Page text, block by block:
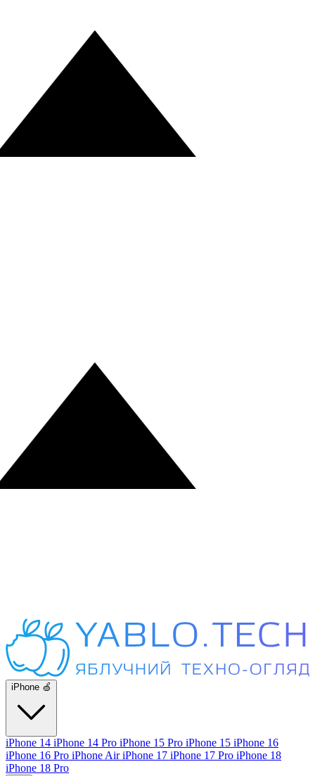
iPhone 🍏
iPhone 14 iPhone 14 Pro iPhone 15 Pro iPhone 15 iPhone 16
iPhone 16 Pro iPhone AiriPhone 17 iPhone 17 Pro iPhone 18
iPhone 18 Pro